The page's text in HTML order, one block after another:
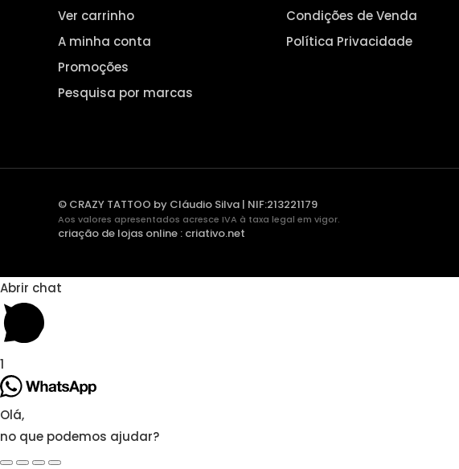
Ver carrinho
A minha conta
Promoções
Pesquisa por marcas
Condições de Venda
Política Privacidade
© CRAZY TATTOO by Cláudio Silva | NIF:213221179
Aos valores apresentados acresce IVA à taxa legal em vigor.
criação de lojas online : criativo.net
Abrir chat
1
Olá,
no que podemos ajudar?